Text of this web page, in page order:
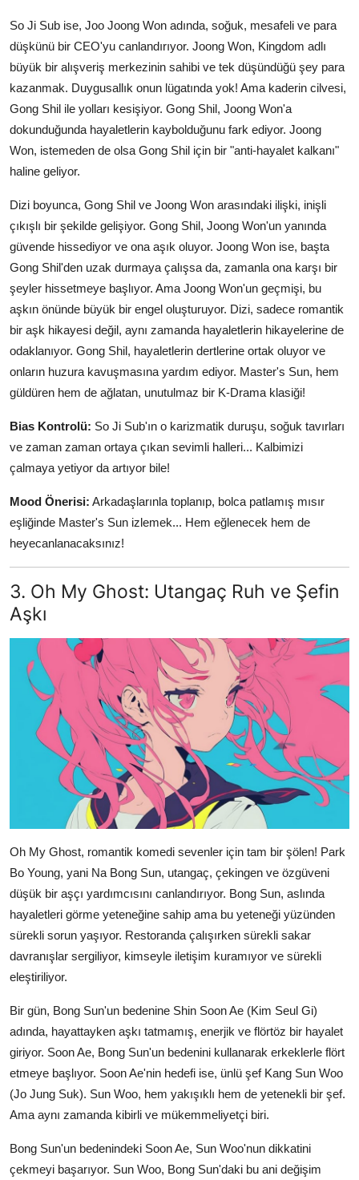
So Ji Sub ise, Joo Joong Won adında, soğuk, mesafeli ve para
düşkünü bir CEO'yu canlandırıyor. Joong Won, Kingdom adlı
büyük bir alışveriş merkezinin sahibi ve tek düşündüğü şey para
kazanmak. Duygusallık onun lügatında yok! Ama kaderin cilvesi,
Gong Shil ile yolları kesişiyor. Gong Shil, Joong Won'a
dokunduğunda hayaletlerin kaybolduğunu fark ediyor. Joong
Won, istemeden de olsa Gong Shil için bir "anti-hayalet kalkanı"
haline geliyor.
Dizi boyunca, Gong Shil ve Joong Won arasındaki ilişki, inişli
çıkışlı bir şekilde gelişiyor. Gong Shil, Joong Won'un yanında
güvende hissediyor ve ona aşık oluyor. Joong Won ise, başta
Gong Shil'den uzak durmaya çalışsa da, zamanla ona karşı bir
şeyler hissetmeye başlıyor. Ama Joong Won'un geçmişi, bu
aşkın önünde büyük bir engel oluşturuyor. Dizi, sadece romantik
bir aşk hikayesi değil, aynı zamanda hayaletlerin hikayelerine de
odaklanıyor. Gong Shil, hayaletlerin dertlerine ortak oluyor ve
onların huzura kavuşmasına yardım ediyor. Master's Sun, hem
güldüren hem de ağlatan, unutulmaz bir K-Drama klasiği!
Bias Kontrolü: So Ji Sub'ın o karizmatik duruşu, soğuk tavırları
ve zaman zaman ortaya çıkan sevimli halleri... Kalbimizi
çalmaya yetiyor da artıyor bile!
Mood Önerisi: Arkadaşlarınla toplanıp, bolca patlamış mısır
eşliğinde Master's Sun izlemek... Hem eğlenecek hem de
heyecanlanacaksınız!
3. Oh My Ghost: Utangaç Ruh ve Şefin
Aşkı
Oh My Ghost, romantik komedi sevenler için tam bir şölen! Park
Bo Young, yani Na Bong Sun, utangaç, çekingen ve özgüveni
düşük bir aşçı yardımcısını canlandırıyor. Bong Sun, aslında
hayaletleri görme yeteneğine sahip ama bu yeteneği yüzünden
sürekli sorun yaşıyor. Restoranda çalışırken sürekli sakar
davranışlar sergiliyor, kimseyle iletişim kuramıyor ve sürekli
eleştiriliyor.
Bir gün, Bong Sun'un bedenine Shin Soon Ae (Kim Seul Gi)
adında, hayattayken aşkı tatmamış, enerjik ve flörtöz bir hayalet
giriyor. Soon Ae, Bong Sun'un bedenini kullanarak erkeklerle flört
etmeye başlıyor. Soon Ae'nin hedefi ise, ünlü şef Kang Sun Woo
(Jo Jung Suk). Sun Woo, hem yakışıklı hem de yetenekli bir şef.
Ama aynı zamanda kibirli ve mükemmeliyetçi biri.
Bong Sun'un bedenindeki Soon Ae, Sun Woo'nun dikkatini
çekmeyi başarıyor. Sun Woo, Bong Sun'daki bu ani değişim